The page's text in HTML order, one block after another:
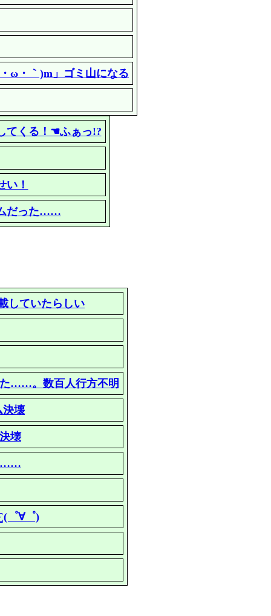
ω・｀)m」ゴミ山になる
てくる！☚ふぁっ!?
い！
ムだった……
していたらしい
た……。数百人行方不明
決壊
壊
……
゜∀゜)